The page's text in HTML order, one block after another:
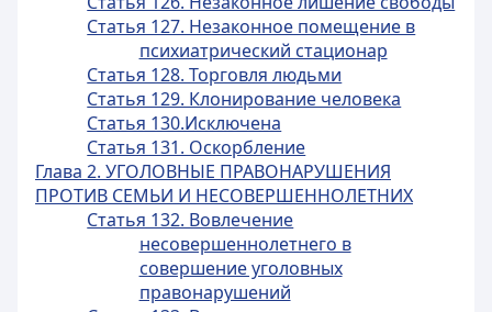
Статья 127. Незаконное помещение в
психиатрический стационар
Статья 128. Торговля людьми
Статья 129. Клонирование человека
Статья 130.Исключена
Статья 131. Оскорбление
Глава 2. УГОЛОВНЫЕ ПРАВОНАРУШЕНИЯ
ПРОТИВ СЕМЬИ И НЕСОВЕРШЕННОЛЕТНИХ
Статья 132. Вовлечение
несовершеннолетнего в
совершение уголовных
правонарушений